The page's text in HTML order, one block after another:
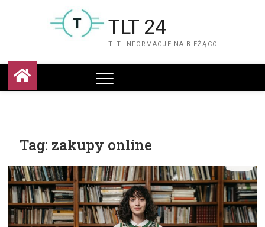
TLT 24
TLT INFORMACJE NA BIEŻĄCO
Tag: zakupy online